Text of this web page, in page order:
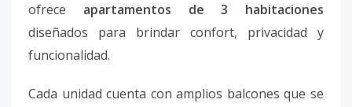
ofrece apartamentos de 3 habitaciones
diseñados para brindar confort, privacidad y
funcionalidad.
Cada unidad cuenta con amplios balcones que se